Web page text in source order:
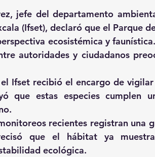
jefe del departamento
(Ifset), declaró que el Parque
ecosistémica y
autoridades y ciudadanos
Ifset recibió el encargo de
que estas especies cumplen
recientes registran una
que el hábitat ya
ecológica.